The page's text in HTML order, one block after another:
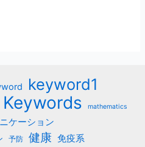
keyword1
Keywords mathematics
ケーション
予防 健康 免疫系